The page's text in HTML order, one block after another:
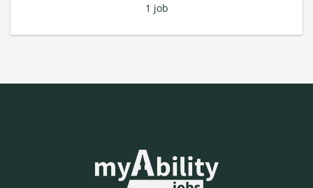
1 job